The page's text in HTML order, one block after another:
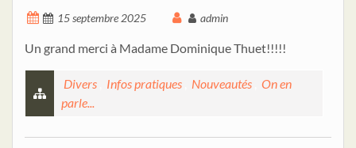
15 septembre 2025 admin
Un grand merci à Madame Dominique Thuet!!!!!
Divers Infos pratiques Nouveautés
On en
parle...